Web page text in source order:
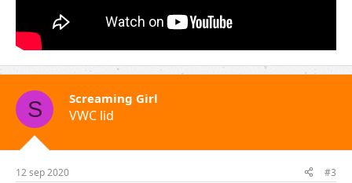
S Screaming Girl
VWC lid
12 sep 2020 #3